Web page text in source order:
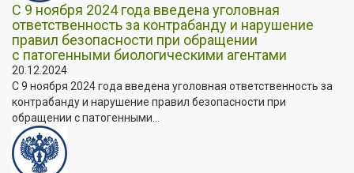
С 9 ноября 2024 года введена уголовная
ответственность за контрабанду и нарушение
правил безопасности при обращении
с патогенными биологическими агентами
20.12.2024
С 9 ноября 2024 года введена уголовная ответственность за
контрабанду и нарушение правил безопасности при
обращении с патогенными...